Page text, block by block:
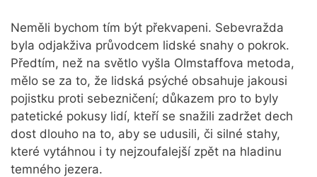
Neměli bychom tím být překvapeni. Sebevražda
byla odjakživa průvodcem lidské snahy o pokrok.
Předtím, než na světlo vyšla Olmstaffova metoda,
mělo se za to, že lidská psýché obsahuje jakousi
pojistku proti sebezničení; důkazem pro to byly
patetické pokusy lidí, kteří se snažili zadržet dech
dost dlouho na to, aby se udusili, či silné stahy,
které vytáhnou i ty nejzoufalejší zpět na hladinu
temného jezera.